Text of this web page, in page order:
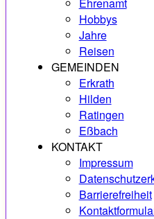
Hobbys
Jahre
Reisen
GEMEINDEN
Erkrath
Hilden
Ratingen
Eßbach
KONTAKT
Impressum
Barrierefreiheit